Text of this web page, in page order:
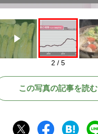
2 / 5
この写真の記事を読む